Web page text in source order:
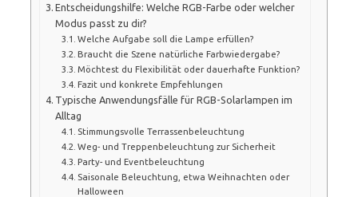
Entscheidungshilfe: Welche RGB-Farbe oder welcher
Modus passt zu dir?
Welche Aufgabe soll die Lampe erfüllen?
Braucht die Szene natürliche Farbwiedergabe?
Möchtest du Flexibilität oder dauerhafte Funktion?
Fazit und konkrete Empfehlungen
Typische Anwendungsfälle für RGB-Solarlampen im
Alltag
Stimmungsvolle Terrassenbeleuchtung
Weg- und Treppenbeleuchtung zur Sicherheit
Party- und Eventbeleuchtung
Saisonale Beleuchtung, etwa Weihnachten oder
Halloween